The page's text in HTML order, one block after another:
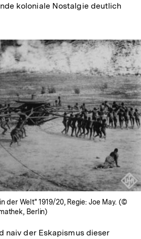
koloniale Nostalgie deutlich
In
Lightbox
öffnen
der Welt" 1919/20, Regie: Joe May. (©
Berlin)
naiv der Eskapismus dieser